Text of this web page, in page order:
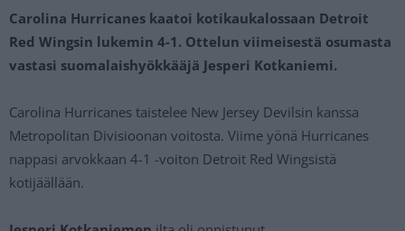
Carolina Hurricanes kaatoi kotikaukalossaan Detroit
Red Wingsin lukemin 4-1. Ottelun viimeisestä osumasta
vastasi suomalaishyökkääjä Jesperi Kotkaniemi.
Carolina Hurricanes taistelee New Jersey Devilsin kanssa
Metropolitan Divisioonan voitosta. Viime yönä Hurricanes
nappasi arvokkaan 4-1 -voiton Detroit Red Wingsistä
kotijäällään.